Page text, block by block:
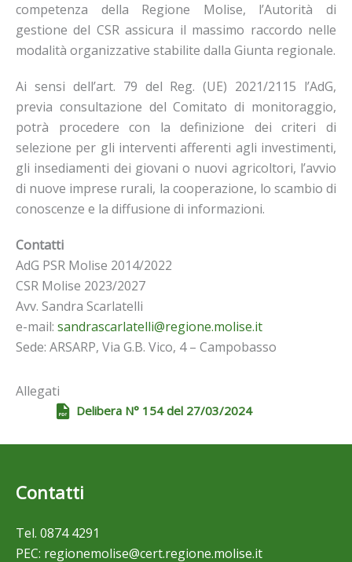
competenza della Regione Molise, l’Autorità di
gestione del CSR assicura il massimo raccordo nelle
modalità organizzative stabilite dalla Giunta regionale.
Ai sensi dell’art. 79 del Reg. (UE) 2021/2115 l’AdG,
previa consultazione del Comitato di monitoraggio,
potrà procedere con la definizione dei criteri di
selezione per gli interventi afferenti agli investimenti,
gli insediamenti dei giovani o nuovi agricoltori, l’avvio
di nuove imprese rurali, la cooperazione, lo scambio di
conoscenze e la diffusione di informazioni.
Contatti
AdG PSR Molise 2014/2022
CSR Molise 2023/2027
Avv. Sandra Scarlatelli
e-mail: sandrascarlatelli@regione.molise.it
Sede: ARSARP, Via G.B. Vico, 4 – Campobasso
Allegati
Delibera N° 154 del 27/03/2024
Contatti
Tel. 0874 4291
PEC: regionemolise@cert.regione.molise.it